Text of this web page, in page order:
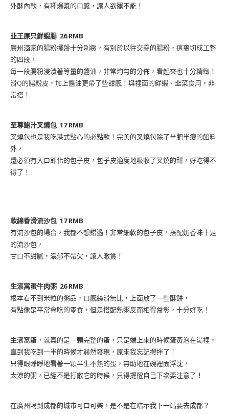
外酥內軟，有種爆漿的口感，讓人欲罷不能！
韭王原只鮮蝦腸 26 RMB
廣州酒家的腸粉擺盤十分別緻，有別於以往交疊的腸粉，這裏切成工整
的四段，
每一段腸粉浸漬著等量的醬油，非常均勻的分佈，看起來也十分精緻！
滑Q的腸粉皮，加上醬油更帶了些甜感！與裡面的鮮蝦、韭菜食用，非
常搭！
至尊鮑汁叉燒包 17 RMB
叉燒包也是我吃港式點心的必點款！完美的叉燒包除了半肥半瘦的餡料
外，
還必須有入口即化的包子皮，包子皮適度地吸收了叉燒的甜，好吃得不
得了！
軟綿香滑流沙包 17 RMB
有流沙包的場合，我都不想錯過！非常細軟的包子皮，搭配奶香味十足
的流沙包，
甘口不甜膩，濃郁不帶欠，讓人激賞！
生滾窩蛋牛肉粥 26 RMB
根本看不到米粒的粥品，口感絲滑無比，上面放了一些酥餅，
有點像是平常會吃的零食，但是搭配熱粥反而相得益彰，十分好吃！
生滾窩蛋，就真的是一顆完整的蛋，只是端上來的時候蛋黃泡在湯裡，
直到我吃到一半的時候才赫然發現，原來我忘記攪拌了！
只得眼睜睜地看著一顆半生不熟的蛋，無助地在碗裡面浮沈，
太涼的粥，已經不是打散它的時候，只得提醒自己下次要注意了！
在廣州喝到成都的城市可口可樂，是不是在暗示我下一站要去成都？